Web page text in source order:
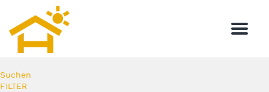
Menu
Suchen
FILTER